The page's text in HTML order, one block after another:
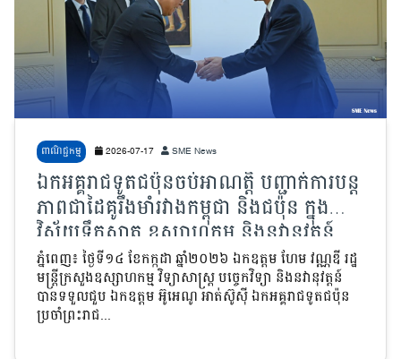
ពាណិជ្ជកម្ម 2026-07-17 SME News
ឯកអគ្គរាជទូតជប៉ុនចប់អាណត្តិ បញ្ជាក់ការបន្ត
ភាពជាដៃគូរឹងមាំរវាងកម្ពុជា និងជប៉ុន ក្នុង
វិស័យទឹកស្អាត ឧស្សាហកម្ម និងនវានុវត្តន៍
ភ្នំពេញ៖ ថ្ងៃទី១៤ ខែកក្កដា ឆ្នាំ២០២៦ ឯកឧត្តម ហែម វណ្ណឌី រដ្ឋ
មន្ត្រីក្រសួងឧស្សាហកម្ម វិទ្យាសាស្ត្រ បច្ចេកវិទ្យា និងនវានុវត្តន៍
បានទទួលជួប ឯកឧត្តម អ៊ូអេណូ អាត់ស៊ូស៊ី ឯកអគ្គរាជទូតជប៉ុន
ប្រចាំព្រះរាជ...